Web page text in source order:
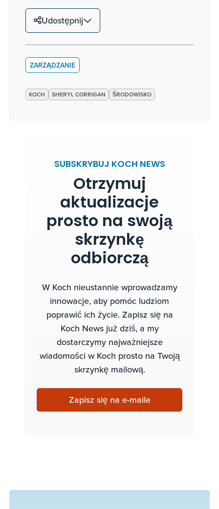
Udostępnij
ZARZĄDZANIE
KOCH SHERYL CORRIGAN ŚRODOWISKO
SUBSKRYBUJ KOCH NEWS
Otrzymuj
aktualizacje
prosto na swoją
skrzynkę
odbiorczą
W Koch nieustannie wprowadzamy
innowacje, aby pomóc ludziom
poprawić ich życie. Zapisz się na
Koch News już dziś, a my
dostarczymy najważniejsze
wiadomości w Koch prosto na Twoją
skrzynkę mailową.
Zapisz się na e-maile